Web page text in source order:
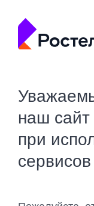
наш сайт
при
сервисов